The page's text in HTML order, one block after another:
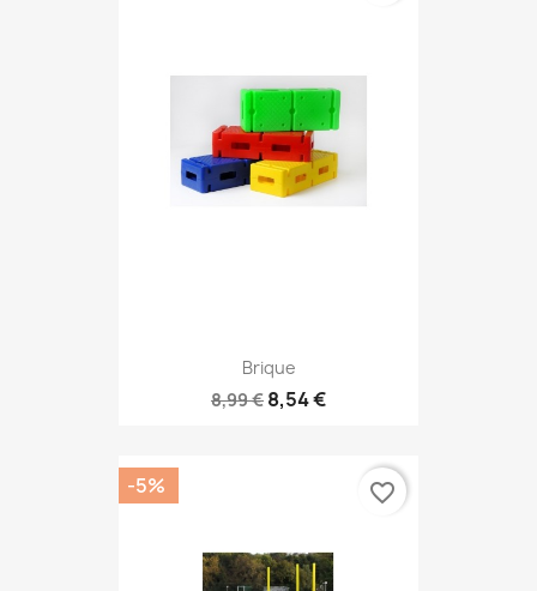
Brique
8,99 € 8,54 €
-5% favorite_border